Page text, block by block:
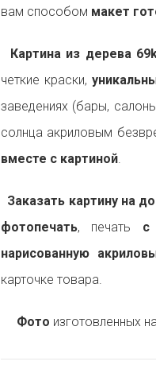
вам способом макет
Картина из дерева
четкие краски,
заведениях (бары,
солнца акриловым
вместе с картиной.
Заказать картину на
фотопечать, печать с
нарисованную
карточке товара.
Фото изготовленных